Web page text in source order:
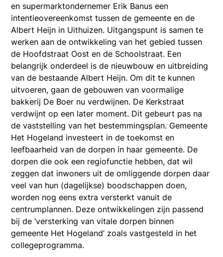
en supermarktondernemer Erik Banus een
intentieovereenkomst tussen de gemeente en de
Albert Heijn in Uithuizen. Uitgangspunt is samen te
werken aan de ontwikkeling van het gebied tussen
de Hoofdstraat Oost en de Schoolstraat. Een
belangrijk onderdeel is de nieuwbouw en uitbreiding
van de bestaande Albert Heijn. Om dit te kunnen
uitvoeren, gaan de gebouwen van voormalige
bakkerij De Boer nu verdwijnen. De Kerkstraat
verdwijnt op een later moment. Dit gebeurt pas na
de vaststelling van het bestemmingsplan. Gemeente
Het Hogeland investeert in de toekomst en
leefbaarheid van de dorpen in haar gemeente. De
dorpen die ook een regiofunctie hebben, dat wil
zeggen dat inwoners uit de omliggende dorpen daar
veel van hun (dagelijkse) boodschappen doen,
worden nog eens extra versterkt vanuit de
centrumplannen. Deze ontwikkelingen zijn passend
bij de ‘versterking van vitale dorpen binnen
gemeente Het Hogeland’ zoals vastgesteld in het
collegeprogramma.